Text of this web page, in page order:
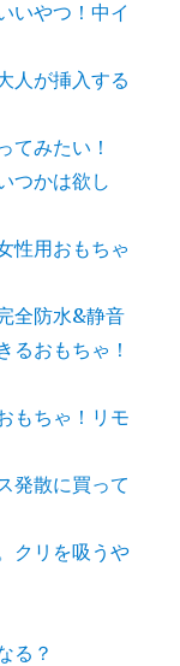
いやつ！中イ
人が挿入する
てみたい！
つかは欲し
性用おもちゃ
全防水&静音
るおもちゃ！
もちゃ！リモ
発散に買って
クリを吸うや
る？